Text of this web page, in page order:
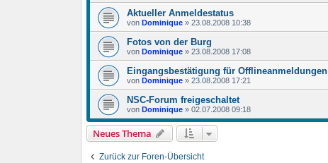
Aktueller Anmeldestatus
von Dominique » 23.08.2008 10:38
Fotos von der Burg
von Dominique » 23.08.2008 17:08
Eingangsbestätigung für Offlineanmeldungen
von Dominique » 23.08.2008 17:21
NSC-Forum freigeschaltet
von Dominique » 02.07.2008 09:18
Neues Thema
Zurück zur Foren-Übersicht